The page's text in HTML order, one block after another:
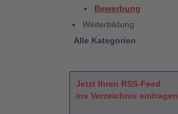
Bewerbung
Weiterbildung
Alle Kategorien
Jetzt Ihren RSS-Feed
ins Verzeichnis eintragen